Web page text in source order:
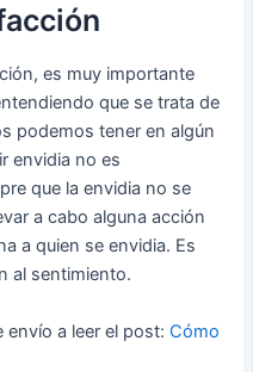
es muy importante
que se trata de
podemos tener en algún
envidia no es
que la envidia no se
a cabo alguna acción
a quien se envidia. Es
al sentimiento.
envío a leer el post:Cómo